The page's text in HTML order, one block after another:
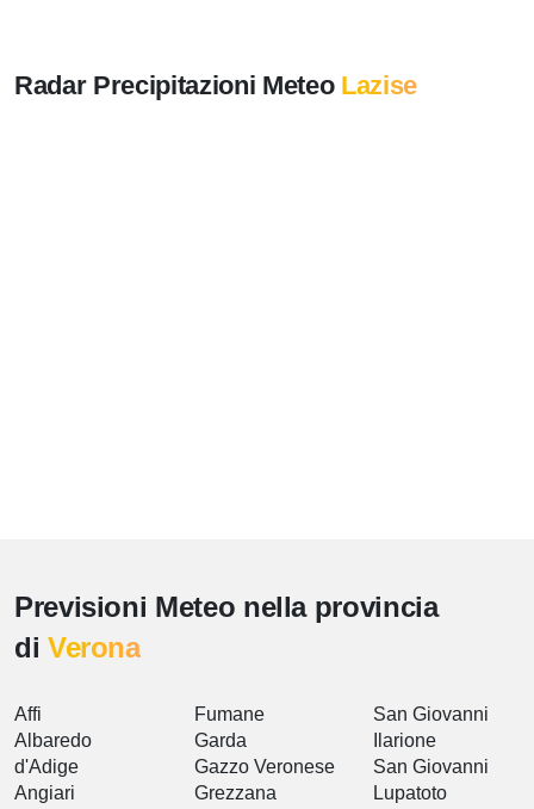
Radar Precipitazioni Meteo Lazise
Previsioni Meteo nella provincia
di Verona
Affi
Albaredo
d'Adige
Angiari
Fumane
Garda
Gazzo Veronese
Grezzana
San Giovanni
Ilarione
San Giovanni
Lupatoto